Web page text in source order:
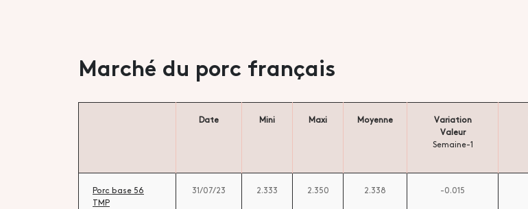
Marché du porc français
Date Mini Maxi Moyenne
Variation
Valeur
Semaine-1
Porc base 56
TMP
31/07/23 2.333 2.350 2.338 -0.015